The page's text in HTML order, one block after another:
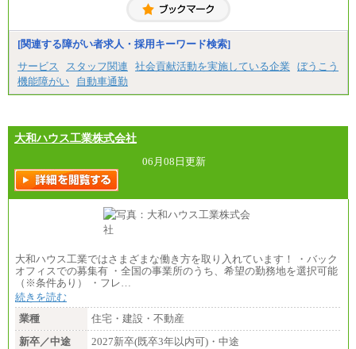
■(株)JTBコミュニケーションデザイン
総合職 月給230,000円
みなし残業手当：20,000円（一律支給）※みなし
残業手当の残業時間は10.43時間。
間に応じて、時間外手当等を支給。
エリアサポート職 月給188,000円
■（株）JTBグローバルマーケティング＆トラベル
訪日事業職 月給202,000～227,000円＋地域間調整
給
※詳細はJTBキャリアサイトよりご確認ください。
■(株)JTBビジネストランスフォーム
総合職 月給205,000～225,000円＋地域間調整給
エリア総合職 月給185,000円＋地域間調整給
■(株)JTBデータサービス ※2027年新卒募集終了
総合職 月給186,000～194,000円＋地域手当
■I&Jデジタルイノベーション(株)
総合職 月給224,500～242,600円＋地域手当
※詳細はJTBキャリアサイトよりご確認ください。
[関連する障がい者求人・採用キーワード検索]
サービス
スタッフ関連 社会貢献活動を実施している企業
ぼうこう
機能障がい
自動車通勤
大和ハウス工業株式会社
06月08日更新
大和ハウス工業ではさまざまな働き方を取り入れています！ ・バック
オフィスでの募集有 ・全国の事業所のうち、希望の勤務地を選択可能
（※条件あり） ・フレ…
続きを読む
業種
住宅・建設・不動産
新卒／中途
2027新卒(既卒3年以内可)・中途